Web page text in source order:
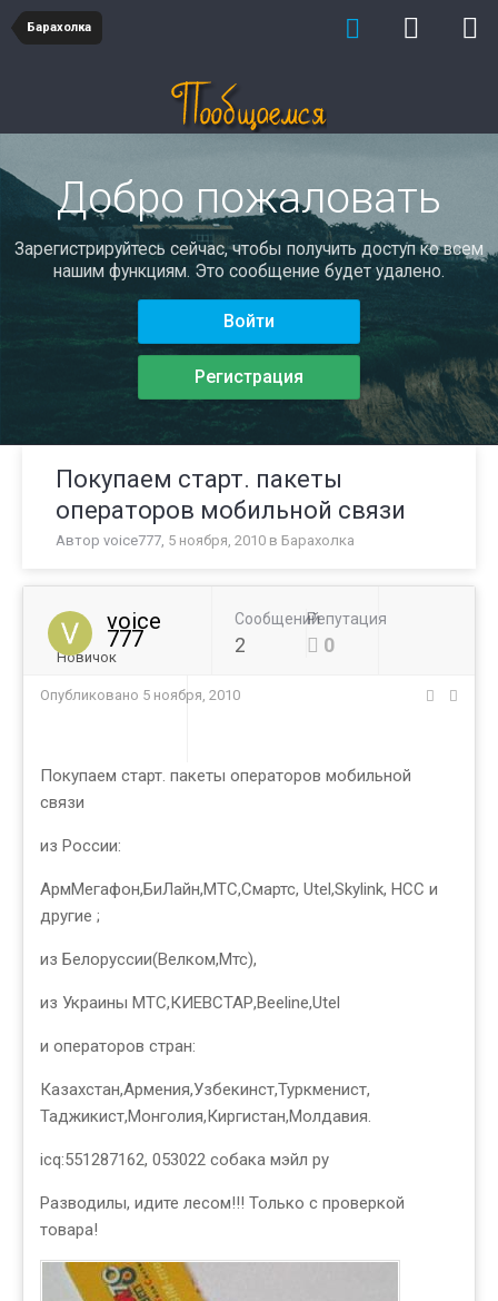
Барахолка
Добро пожаловать
Зарегистрируйтесь сейчас, чтобы получить доступ ко всем
нашим функциям. Это сообщение будет удалено.
Войти
Регистрация
Покупаем старт. пакеты
операторов мобильной связи
Автор voice777, 5 ноября, 2010 в Барахолка
voice
777
Новичок
Сообщений
2
Репутация
0
Опубликовано 5 ноября, 2010
Покупаем старт. пакеты операторов мобильной
связи
из России:
АрмМегафон,БиЛайн,МТС,Смартс, Utel,Skylink, НСС и
другие ;
из Белоруссии(Велком,Мтс),
из Украины МТС,КИЕВСТАР,Beeline,Utel
и операторов стран:
Казахстан,Армения,Узбекинст,Туркменист,
Таджикист,Монголия,Киргистан,Молдавия.
icq:551287162, 053022 собака мэйл ру
Разводилы, идите лесом!!! Только с проверкой
товара!